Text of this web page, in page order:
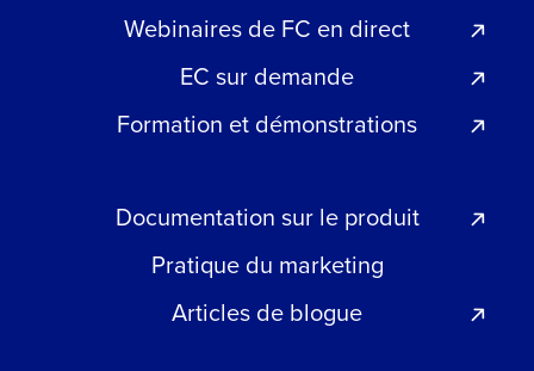
Webinaires de FC en direct
EC sur demande
Formation et démonstrations
Documentation sur le produit
Pratique du marketing
Articles de blogue